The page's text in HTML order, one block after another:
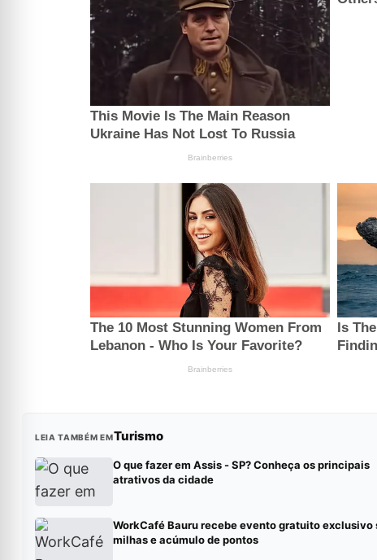
LEIA TAMBÉM EMTurismo
O que fazer em Assis - SP? Conheça os principais
atrativos da cidade
WorkCafé Bauru recebe evento gratuito exclusivo
milhas e acúmulo de pontos